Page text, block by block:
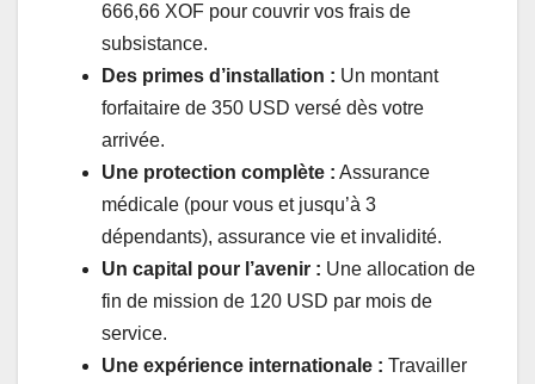
666,66 XOF pour couvrir vos frais de
subsistance.
Des primes d’installation : Un montant
forfaitaire de 350 USD versé dès votre
arrivée.
Une protection complète : Assurance
médicale (pour vous et jusqu’à 3
dépendants), assurance vie et invalidité.
Un capital pour l’avenir : Une allocation de
fin de mission de 120 USD par mois de
service.
Une expérience internationale : Travailler